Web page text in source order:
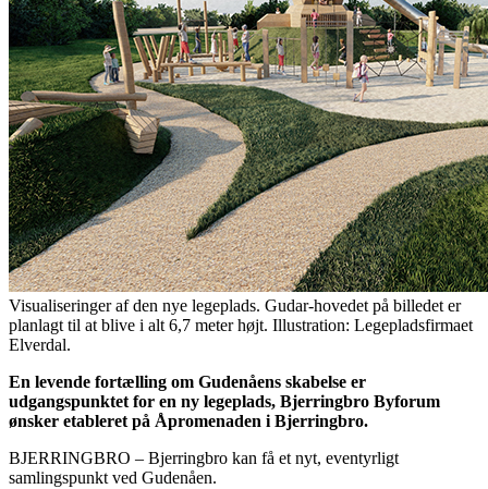
Visualiseringer af den nye legeplads. Gudar-hovedet på billedet er
planlagt til at blive i alt 6,7 meter højt. Illustration: Legepladsfirmaet
Elverdal.
En levende fortælling om Gudenåens skabelse er
udgangspunktet for en ny legeplads, Bjerringbro Byforum
ønsker etableret på Åpromenaden i Bjerringbro.
BJERRINGBRO – Bjerringbro kan få et nyt, eventyrligt
samlingspunkt ved Gudenåen.